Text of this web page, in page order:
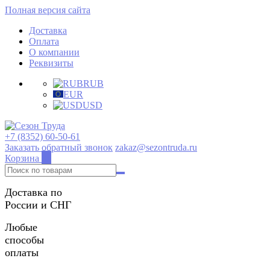
Полная версия сайта
Доставка
Оплата
О компании
Реквизиты
RUB
EUR
USD
+7 (8352) 60-50-61
Заказать обратный звонок zakaz@sezontruda.ru
Корзина
Доставка по
России и СНГ
Любые
способы
оплаты